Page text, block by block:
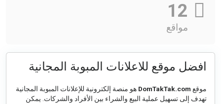
12
مواقع
افضل موقع للاعلانات المبوبة المجانية
موقع DomTakTak.com هو منصة إلكترونية للإعلانات المبوبة المجانية
تهدف إلى تسهيل عملية البيع والشراء بين الأفراد والشركات. يمكن